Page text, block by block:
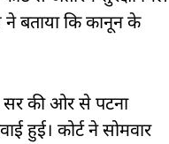
बताया कि कानून के
सर की ओर से पटना
हुई। कोर्ट ने सोमवार